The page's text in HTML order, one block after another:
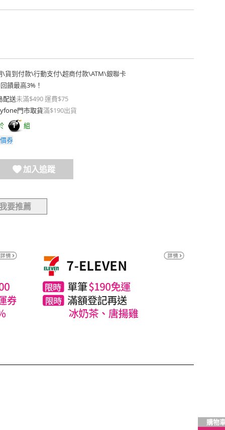
\貨到付款\行動支付\超商付款\ATM\銀聯卡
饋最高3%！
配送未滿$490 運費$75
門市取貨滿$190出貨
1
組
券
加入追蹤
要推薦
購物